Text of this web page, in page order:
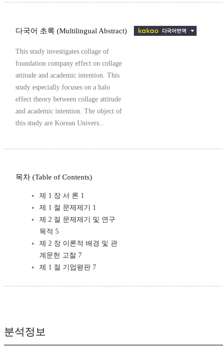
다국어 초록 (Multilingual Abstract)
This study investigates collage of
foundation company effect on collage
attitude and academic intention. This
study especially focuses on a halo
effect theory between collage attitude
and academic intention. The object of
this study are Korean Univers...
목차 (Table of Contents)
제 1 장 서 론 1
제 1 절 문제제기 1
제 2 절 문제제기 및 연구
목적 5
제 2 장 이론적 배경 및 관
계문헌 고찰 7
제 1 절 기업평판 7
분석정보